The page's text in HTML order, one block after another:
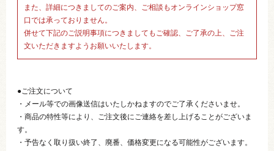
また、詳細につきましてのご案内、ご相談もオンラインショップ窓
口では承っておりません。
併せて下記のご説明事項につきましてもご確認、ご了承の上、ご注
文いただきますようお願いいたします。
●ご注文について
・メール等での画像送信はいたしかねますのでご了承くださいませ。
・商品の特性等により、ご注文後にご連絡を差し上げることがございま
す。
・予告なく取り扱い終了、廃番、価格変更になる可能性がございます。